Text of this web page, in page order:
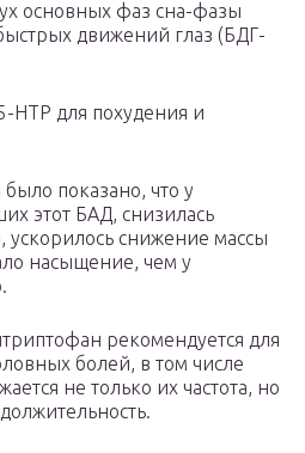
основных фаз сна-фазы
движений глаз (БДГ-
для похудения и
показано, что у
этот БАД, снизилась
ускорилось снижение массы
насыщение, чем у
рекомендуется для
болей, в том числе
не только их частота, но